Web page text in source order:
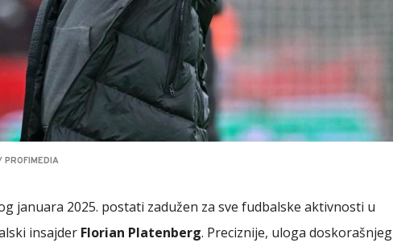
januara 2025. postati zadužen za sve fudbalske aktivnosti u
insajder Florian Platenberg. Preciznije, uloga doskorašnjeg